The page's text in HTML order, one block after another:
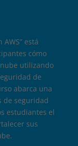
está
cómo
utilizando
de
abarca una
de seguridad
estudiantes el
sus